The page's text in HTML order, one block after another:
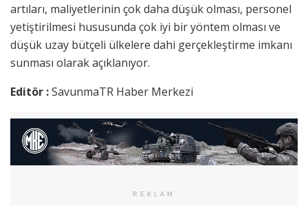
artıları, maliyetlerinin çok daha düşük olması, personel
yetiştirilmesi hususunda çok iyi bir yöntem olması ve
düşük uzay bütçeli ülkelere dahi gerçekleştirme imkanı
sunması olarak açıklanıyor.
Editör :SavunmaTR Haber Merkezi
REKLAM